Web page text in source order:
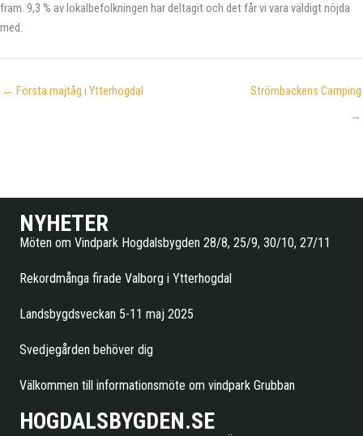
fram. 9,3 % av lokalbefolkningen har deltagit och det får vi vara väldigt nöjda
med.
← Första majtåg i Ytterhogdal
Strömbackens Camping
→
NYHETER
Möten om Vindpark Hogdalsbygden 28/8, 25/9, 30/10, 27/11
Rekordmånga firade Valborg i Ytterhogdal
Landsbygdsveckan 5-11 maj 2025
Svedjegården behöver dig
Välkommen till informationsmöte om vindpark Grubban
HOGDALSBYGDEN.SE